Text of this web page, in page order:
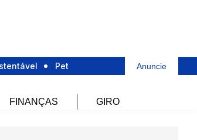
Pet Anuncie
FINANÇAS GIRO